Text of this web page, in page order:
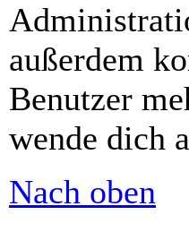
außerdem
Benutzer
wende dich
Nach oben